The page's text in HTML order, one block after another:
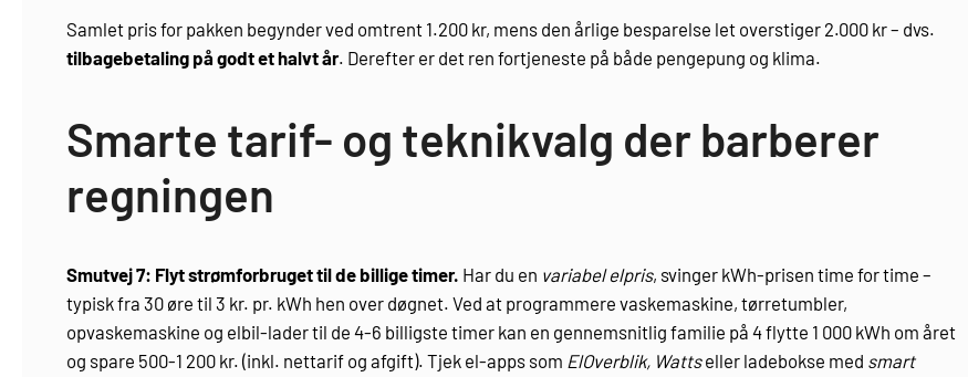
Samlet pris for pakken begynder ved omtrent 1.200 kr, mens den årlige besparelse let overstiger 2.000 kr – dvs.
tilbagebetaling på godt et halvt år. Derefter er det ren fortjeneste på både pengepung og klima.
Smarte tarif- og teknikvalg der barberer
regningen
Smutvej 7: Flyt strømforbruget til de billige timer. Har du en variabel elpris, svinger kWh-prisen time for time –
typisk fra 30 øre til 3 kr. pr. kWh hen over døgnet. Ved at programmere vaskemaskine, tørretumbler,
opvaskemaskine og elbil-lader til de 4-6 billigste timer kan en gennemsnitlig familie på 4 flytte 1 000 kWh om året
og spare 500-1 200 kr. (inkl. nettarif og afgift). Tjek el-apps som ElOverblik, Wattseller ladebokse med smart